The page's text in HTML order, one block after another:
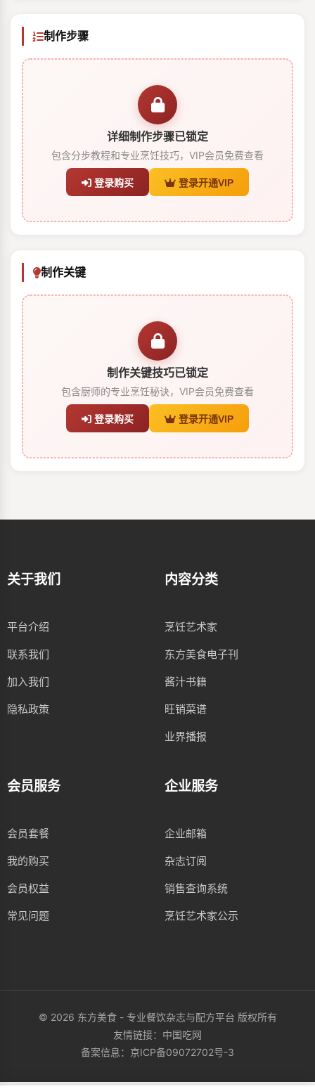
制作步骤
详细制作步骤已锁定
包含分步教程和专业烹饪技巧，VIP会员免费查看
登录购买 登录开通VIP
制作关键
制作关键技巧已锁定
包含厨师的专业烹饪秘诀，VIP会员免费查看
登录购买 登录开通VIP
关于我们
平台介绍
联系我们
加入我们
隐私政策
内容分类
烹饪艺术家
东方美食电子刊
酱汁书籍
旺销菜谱
业界播报
会员服务
会员套餐
我的购买
会员权益
常见问题
企业服务
企业邮箱
杂志订阅
销售查询系统
烹饪艺术家公示
© 2026 东方美食 - 专业餐饮杂志与配方平台 版权所有
友情链接： 中国吃网
备案信息： 京ICP备09072702号-3